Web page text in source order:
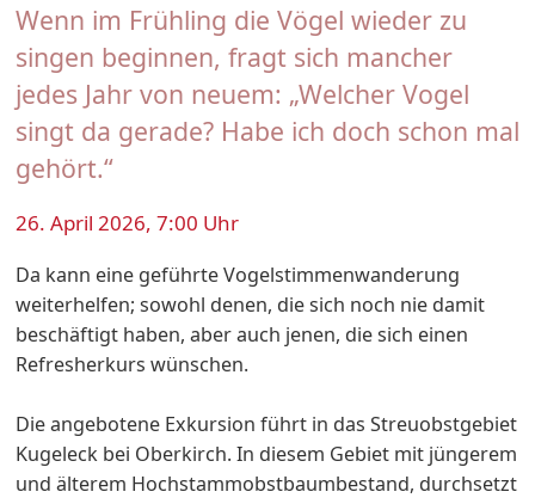
Wenn im Frühling die Vögel wieder zu
singen beginnen, fragt sich mancher
jedes Jahr von neuem: „Welcher Vogel
singt da gerade? Habe ich doch schon mal
gehört.“
26. April 2026, 7:00 Uhr
Da kann eine geführte Vogelstimmenwanderung
weiterhelfen; sowohl denen, die sich noch nie damit
beschäftigt haben, aber auch jenen, die sich einen
Refresherkurs wünschen.
Die angebotene Exkursion führt in das Streuobstgebiet
Kugeleck bei Oberkirch. In diesem Gebiet mit jüngerem
und älterem Hochstammobstbaumbestand, durchsetzt